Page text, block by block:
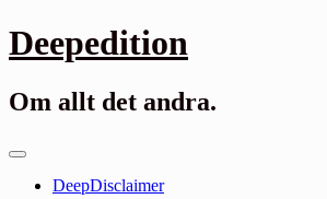
Gå
till
Deepedition
Om allt det andra.
Primär
DeepDisclaimer